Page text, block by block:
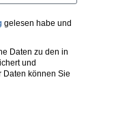
gelesen habe und
Daten zu den in
und
Daten können Sie